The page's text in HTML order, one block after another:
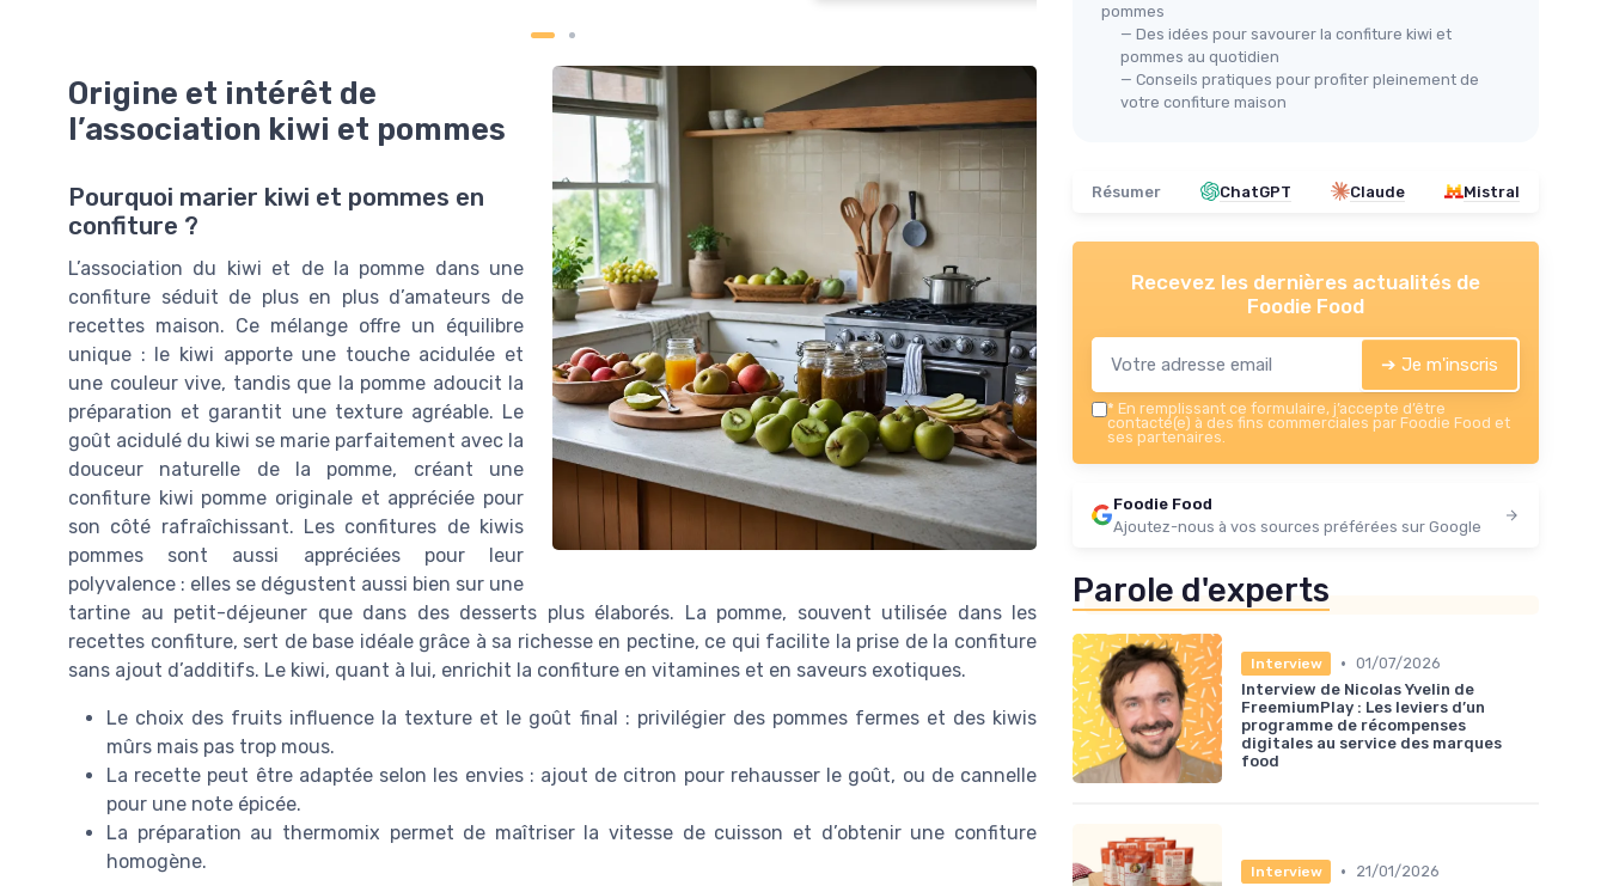
Origine et intérêt de
l’association kiwi et pommes
Pourquoi marier kiwi et pommes en
confiture ?
L’association du kiwi et de la pomme dans une
confiture séduit de plus en plus d’amateurs de
recettes maison. Ce mélange offre un équilibre
unique : le kiwi apporte une touche acidulée et
une couleur vive, tandis que la pomme adoucit la
préparation et garantit une texture agréable. Le
goût acidulé du kiwi se marie parfaitement avec la
douceur naturelle de la pomme, créant une
confiture kiwi pomme originale et appréciée pour
son côté rafraîchissant. Les confitures de kiwis
pommes sont aussi appréciées pour leur
polyvalence : elles se dégustent aussi bien sur une
tartine au petit-déjeuner que dans des desserts plus élaborés. La pomme, souvent utilisée dans les
recettes confiture, sert de base idéale grâce à sa richesse en pectine, ce qui facilite la prise de la confiture
sans ajout d’additifs. Le kiwi, quant à lui, enrichit la confiture en vitamines et en saveurs exotiques.
Le choix des fruits influence la texture et le goût final : privilégier des pommes fermes et des kiwis
mûrs mais pas trop mous.
La recette peut être adaptée selon les envies : ajout de citron pour rehausser le goût, ou de cannelle
pour une note épicée.
La préparation au thermomix permet de maîtriser la vitesse de cuisson et d’obtenir une confiture
homogène.
pommes
— Des idées pour savourer la confiture kiwi et
pommes au quotidien
— Conseils pratiques pour profiter pleinement de
votre confiture maison
Résumer ChatGPT Claude Mistral
Recevez les dernières actualités de
Foodie Food
➔ Je m'inscris
* En remplissant ce formulaire, j’accepte d’être
contacté(e) à des fins commerciales par Foodie Food et
ses partenaires.
Foodie Food
Ajoutez-nous à vos sources préférées sur Google
Parole d'experts
Interview • 01/07/2026
Interview de Nicolas Yvelin de
FreemiumPlay : Les leviers d’un
programme de récompenses
digitales au service des marques
food
Interview •
21/01/2026